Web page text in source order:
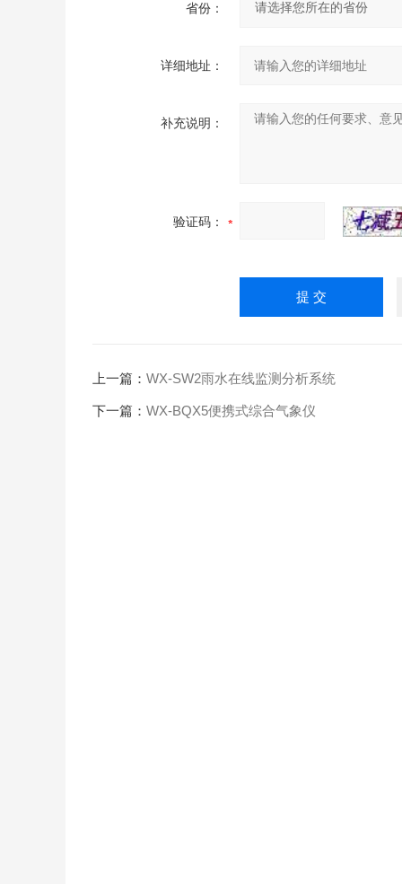
省份：
详细地址：
补充说明：
验证码：
上一篇： WX-SW2雨水在线监测分析系统
下一篇： WX-BQX5便携式综合气象仪